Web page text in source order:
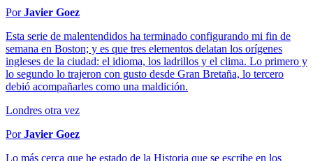
PorJavier Goez
Esta serie de malentendidos ha terminado configurando mi fin de
semana en Boston; y es que tres elementos delatan los orígenes
ingleses de la ciudad: el idioma, los ladrillos y el clima. Lo primero y
lo segundo lo trajeron con gusto desde Gran Bretaña, lo tercero
debió acompañarles como una maldición.
Londres otra vez
PorJavier Goez
Lo más cerca que he estado de la Historia que se escribe en los